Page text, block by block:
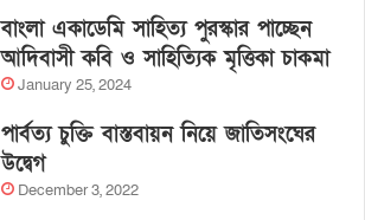
বাংলা একাডেমি সাহিত্য পুরস্কার পাচ্ছেন
আদিবাসী কবি ও সাহিত্যিক মৃত্তিকা চাকমা
January 25, 2024
পার্বত্য চুক্তি বাস্তবায়ন নিয়ে জাতিসংঘের
উদ্বেগ
December 3, 2022